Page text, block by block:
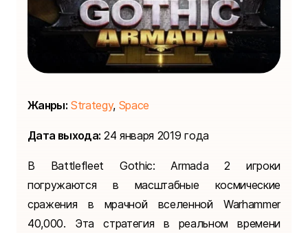
Жанры: Strategy, Space
Дата выхода: 24 января 2019 года
В Battlefleet Gothic: Armada 2 игроки
погружаются в масштабные космические
сражения в мрачной вселенной Warhammer
40,000. Эта стратегия в реальном времени